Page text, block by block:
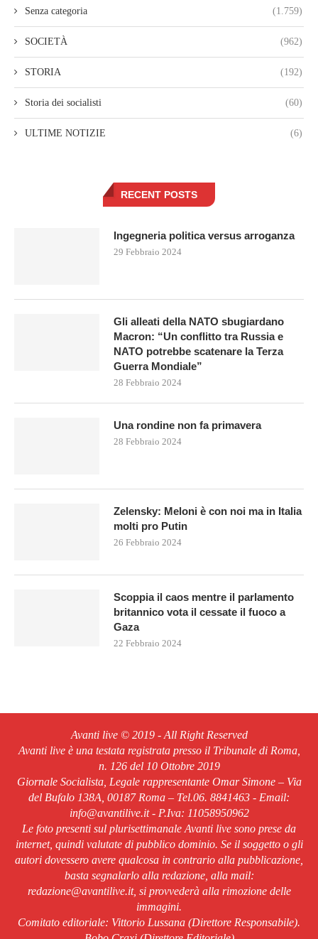
Senza categoria (1.759)
SOCIETÀ (962)
STORIA (192)
Storia dei socialisti (60)
ULTIME NOTIZIE (6)
RECENT POSTS
Ingegneria politica versus arroganza
29 Febbraio 2024
Gli alleati della NATO sbugiardano
Macron: “Un conflitto tra Russia e
NATO potrebbe scatenare la Terza
Guerra Mondiale”
28 Febbraio 2024
Una rondine non fa primavera
28 Febbraio 2024
Zelensky: Meloni è con noi ma in Italia
molti pro Putin
26 Febbraio 2024
Scoppia il caos mentre il parlamento
britannico vota il cessate il fuoco a
Gaza
22 Febbraio 2024
Avanti live © 2019 - All Right Reserved
Avanti live è una testata registrata presso il Tribunale di Roma,
n. 126 del 10 Ottobre 2019
Giornale Socialista, Legale rappresentante Omar Simone – Via
del Bufalo 138A, 00187 Roma – Tel.06. 8841463 - Email:
info@avantilive.it - P.Iva: 11058950962
Le foto presenti sul plurisettimanale Avanti live sono prese da
internet, quindi valutate di pubblico dominio. Se il soggetto o gli
autori dovessero avere qualcosa in contrario alla pubblicazione,
basta segnalarlo alla redazione, alla mail:
redazione@avantilive.it, si provvederà alla rimozione delle
immagini.
Comitato editoriale: Vittorio Lussana (Direttore Responsabile).